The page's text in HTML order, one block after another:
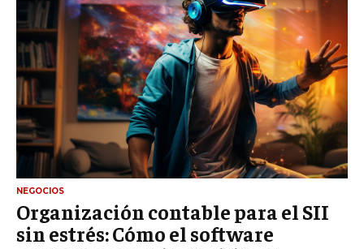
NEGOCIOS
Organización contable para el SII
sin estrés: Cómo el software